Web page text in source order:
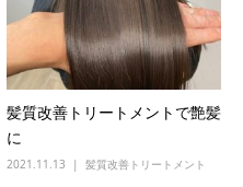
髪質改善トリートメントで艶髪
に
2021.11.13 髪質改善トリートメント